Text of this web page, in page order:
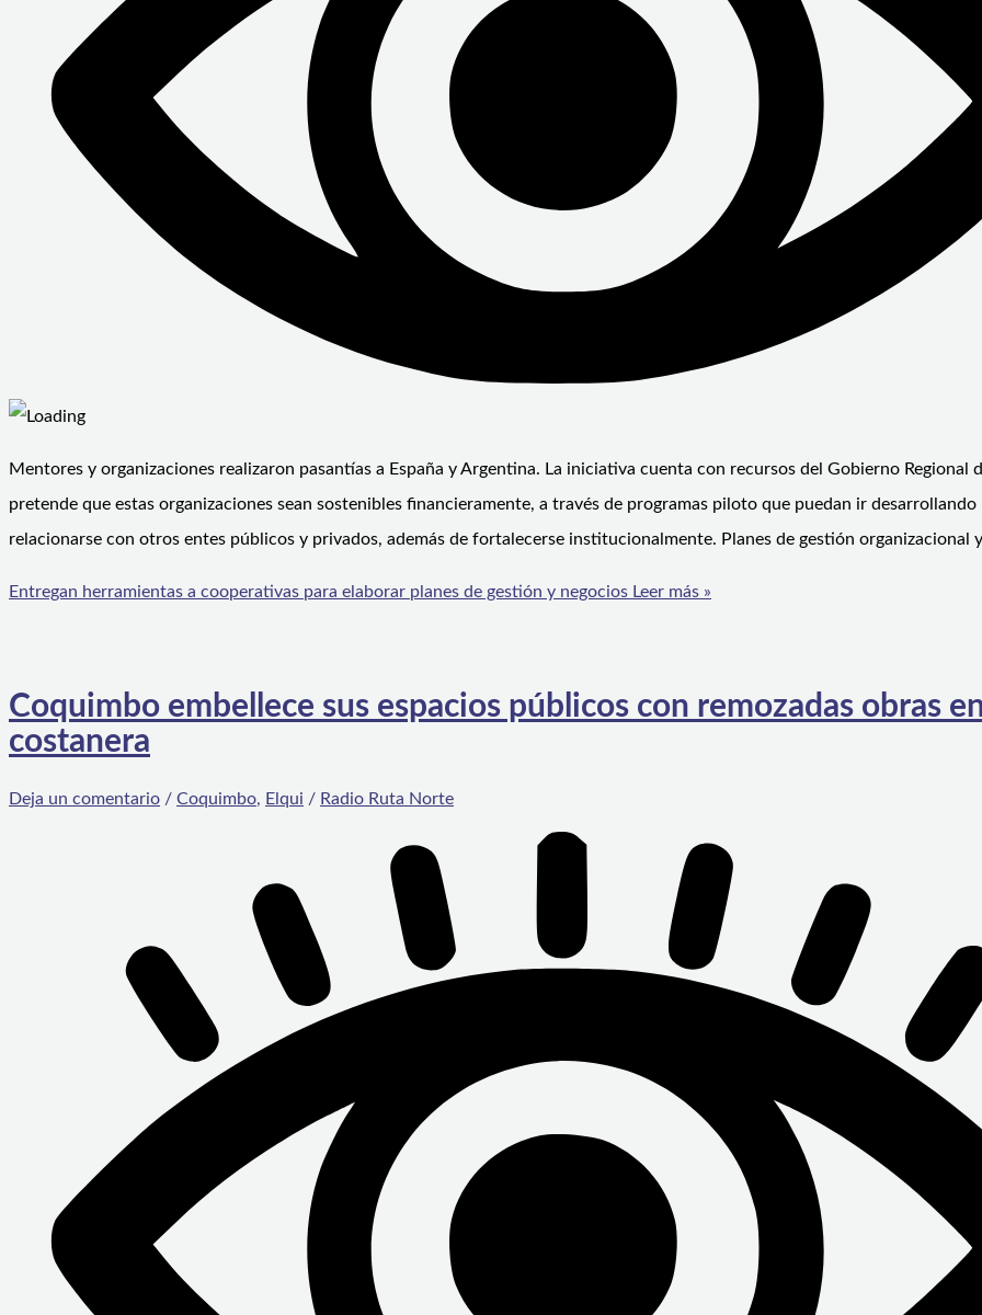
Mentores y organizaciones realizaron pasantías a España y Argentina. La iniciativa cuenta con recursos del Gobierno Regional
pretende que estas organizaciones sean sostenibles financieramente, a través de programas piloto que puedan ir
relacionarse con otros entes públicos y privados, además de fortalecerse institucionalmente. Planes de gestión organizacional
Entregan herramientas a cooperativas para elaborar planes de gestión y negocios Leer más »
Coquimbo embellece sus espacios públicos con remozadas obras
costanera
Deja un comentario / Coquimbo, Elqui / Radio Ruta Norte